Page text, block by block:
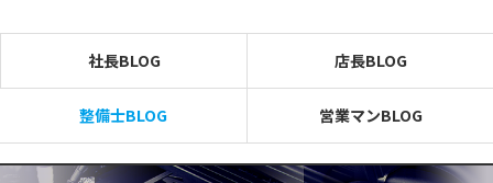
社長BLOG 店長BLOG
整備士BLOG 営業マンBLOG